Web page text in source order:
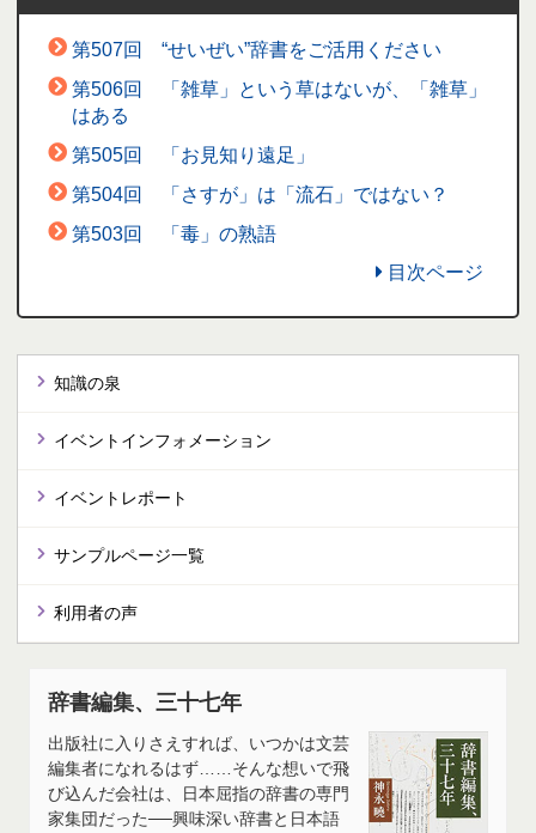
第507回 “せいぜい”辞書をご活用ください
第506回 「雑草」という草はないが、「雑草」
はある
第505回 「お見知り遠足」
第504回 「さすが」は「流石」ではない？
第503回 「毒」の熟語
目次ページ
知識の泉
イベントインフォメーション
イベントレポート
サンプルページ一覧
利用者の声
辞書編集、三十七年
出版社に入りさえすれば、いつかは文芸
編集者になれるはず……そんな想いで飛
び込んだ会社は、日本屈指の辞書の専門
家集団だった──興味深い辞書と日本語